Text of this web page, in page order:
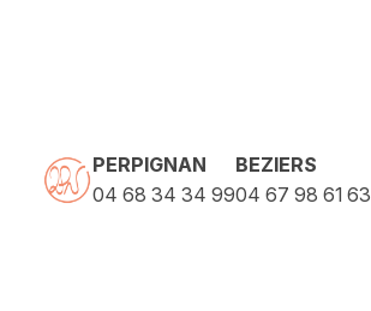
PERPIGNAN
04 68 34 34 99
BEZIERS
04 67 98 61 63